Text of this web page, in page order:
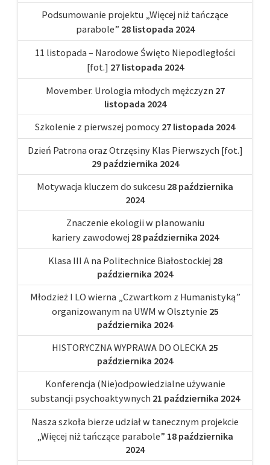
Podsumowanie projektu „Więcej niż tańczące
parabole” 28 listopada 2024
11 listopada – Narodowe Święto Niepodległości
[fot.] 27 listopada 2024
Movember. Urologia młodych mężczyzn 27
listopada 2024
Szkolenie z pierwszej pomocy 27 listopada 2024
Dzień Patrona oraz Otrzęsiny Klas Pierwszych [fot.]
29 października 2024
Motywacja kluczem do sukcesu 28 października
2024
Znaczenie ekologii w planowaniu
kariery zawodowej 28 października 2024
Klasa III A na Politechnice Białostockiej 28
października 2024
Młodzież I LO wierna „Czwartkom z Humanistyką”
organizowanym na UWM w Olsztynie 25
października 2024
HISTORYCZNA WYPRAWA DO OLECKA 25
października 2024
Konferencja (Nie)odpowiedzialne używanie
substancji psychoaktywnych 21 października 2024
Nasza szkoła bierze udział w tanecznym projekcie
„Więcej niż tańczące parabole” 18 października
2024